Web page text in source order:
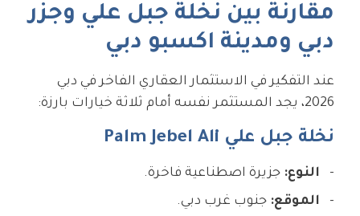
مقارنة بين نخلة جبل علي وجزر
دبي ومدينة اكسبو دبي
عند التفكير في الاستثمار العقاري الفاخر في دبي
2026، يجد المستثمر نفسه أمام ثلاثة خيارات بارزة:
نخلة جبل علي Palm Jebel Ali
النوع: جزيرة اصطناعية فاخرة.
الموقع: جنوب غرب دبي.